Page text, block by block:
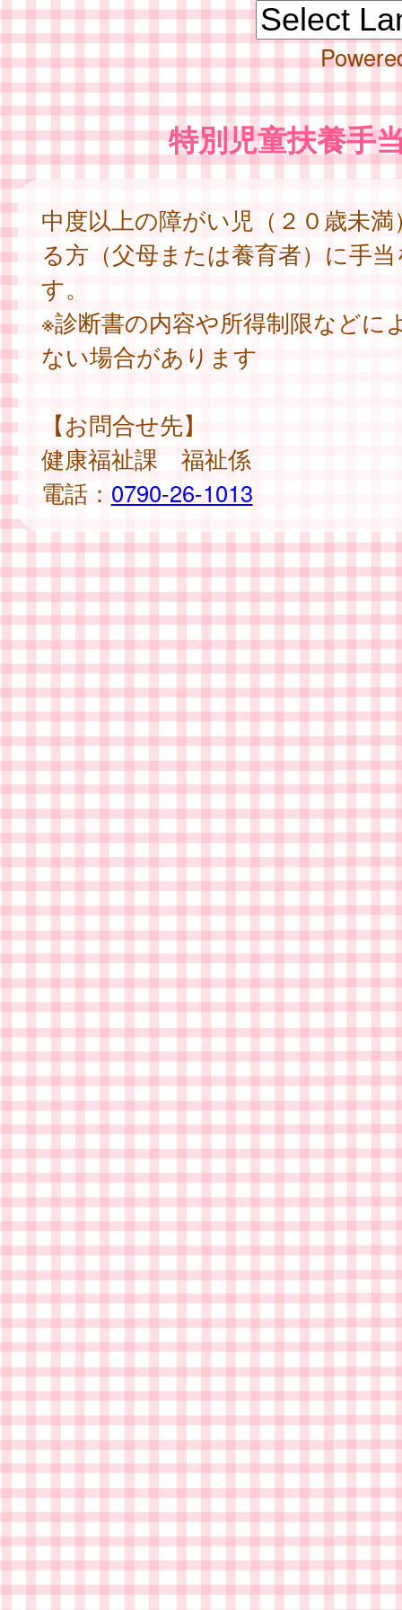
特別児童扶養手
中度以上の障がい児（２０歳未
る方（父母または養育者）に手
す。
※診断書の内容や所得制限などに
ない場合があります
【お問合せ先】
健康福祉課 福祉係
電話： 0790-26-1013